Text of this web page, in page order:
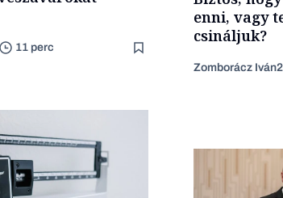
11 perc
enni, vagy
csináljuk?
Zomborácz Iván